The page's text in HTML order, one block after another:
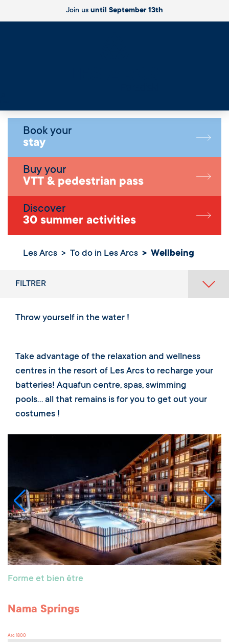
Join us until September 13th
Book your
stay
Buy your
VTT & pedestrian pass
Discover
30 summer activities
Les Arcs To do in Les Arcs Wellbeing
FILTRER
Throw yourself in the water !
Take advantage of the relaxation and wellness
centres in the resort of Les Arcs to recharge your
batteries! Aquafun centre, spas, swimming
pools… all that remains is for you to get out your
costumes !
Forme et bien être
Nama Springs
Arc 1800